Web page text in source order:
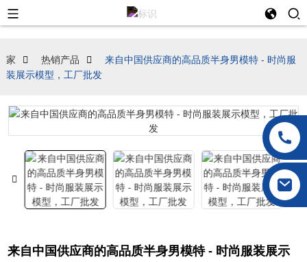
家 热销产品
来自中国供应商的高品质半身男模特 - 时尚服
装展示模型，工厂批发
来自中国供应商的高品质半身男模特 - 时尚服装展示